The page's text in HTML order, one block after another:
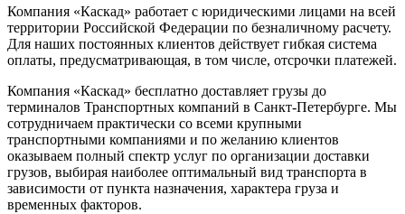
Компания «Каскад» работает с юридическими лицами на всей
территории Российской Федерации по безналичному расчету.
Для наших постоянных клиентов действует гибкая система
оплаты, предусматривающая, в том числе, отсрочки платежей.
Компания «Каскад» бесплатно доставляет грузы до
терминалов Транспортных компаний в Санкт-Петербурге. Мы
сотрудничаем практически со всеми крупными
транспортными компаниями и по желанию клиентов
оказываем полный спектр услуг по организации доставки
грузов, выбирая наиболее оптимальный вид транспорта в
зависимости от пункта назначения, характера груза и
временных факторов.